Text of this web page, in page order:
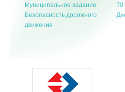
Муниципальное задание
Безопасность дорожного
движения
70